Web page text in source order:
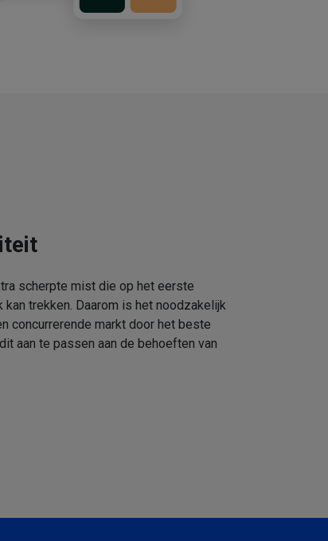
scherpte mist die op het eerste
trekken. Daarom is het noodzakelijk
concurrerende markt door het beste
aan te passen aan de behoeften van